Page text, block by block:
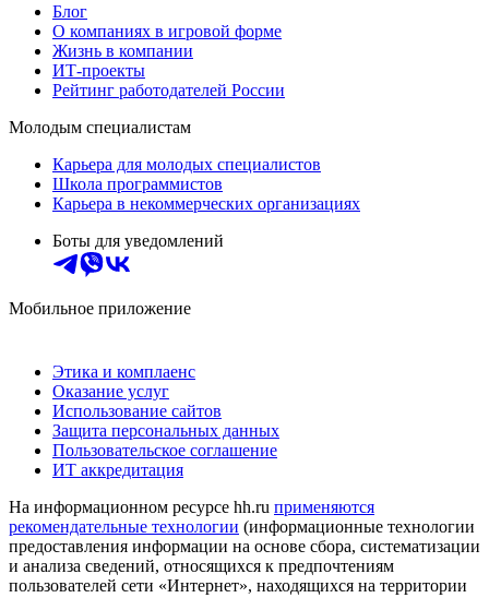
Блог
О компаниях в игровой форме
Жизнь в компании
ИТ-проекты
Рейтинг работодателей России
Молодым специалистам
Карьера для молодых специалистов
Школа программистов
Карьера в некоммерческих организациях
Боты для уведомлений
Мобильное приложение
Этика и комплаенс
Оказание услуг
Использование сайтов
Защита персональных данных
Пользовательское соглашение
ИТ аккредитация
На информационном ресурсе hh.ru применяются
рекомендательные технологии (информационные технологии
предоставления информации на основе сбора, систематизации
и анализа сведений, относящихся к предпочтениям
пользователей сети «Интернет», находящихся на территории